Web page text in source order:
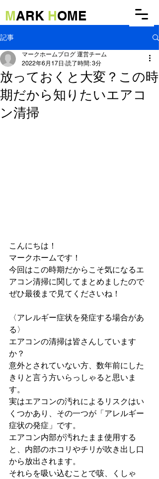
MARK HOME
記事
放っておくと大変？この時
期だから知りたいエアコ
ン清掃
マークホームブログ 運営チーム
2022年6月17日 読了時間: 3分
こんにちは！
マークホームです！
今回はこの時期だからこそ気になるエ
アコン清掃に関してまとめましたので
ぜひ最後まで見てくださいね！
〈アレルギー症状を発症する場合があ
る〉
エアコンの清掃は皆さんしています
か？
意外とされていない方、数年前にした
きりと言う方いらっしゃると思いま
す。
実はエアコンの汚れによるリスクはい
くつかあり、その一つが「アレルギー
症状の発症」です。
エアコン内部が汚れたまま使用する
と、内部のホコリやチリが吹き出し口
から放出されます。
それらを吸い込むことで咳、くしゃ